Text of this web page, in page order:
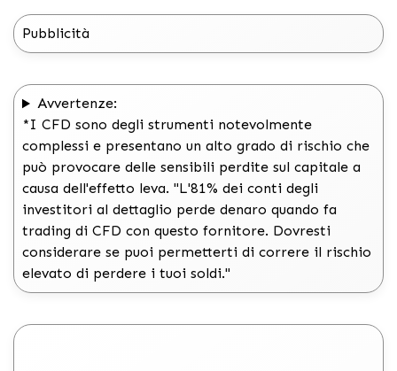
Pubblicità
Avvertenze:
*I CFD sono degli strumenti notevolmente
complessi e presentano un alto grado di rischio che
può provocare delle sensibili perdite sul capitale a
causa dell'effetto leva. "L'81% dei conti degli
investitori al dettaglio perde denaro quando fa
trading di CFD con questo fornitore. Dovresti
considerare se puoi permetterti di correre il rischio
elevato di perdere i tuoi soldi."